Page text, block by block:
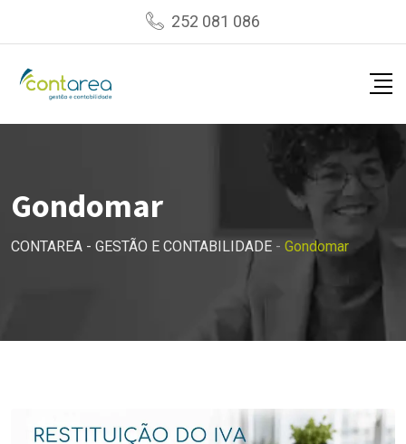
252 081 086
Gondomar
CONTAREA - GESTÃO E CONTABILIDADE - Gondomar